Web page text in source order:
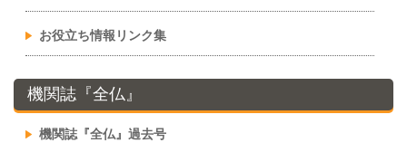
お役立ち情報リンク集
機関誌『全仏』
機関誌『全仏』過去号